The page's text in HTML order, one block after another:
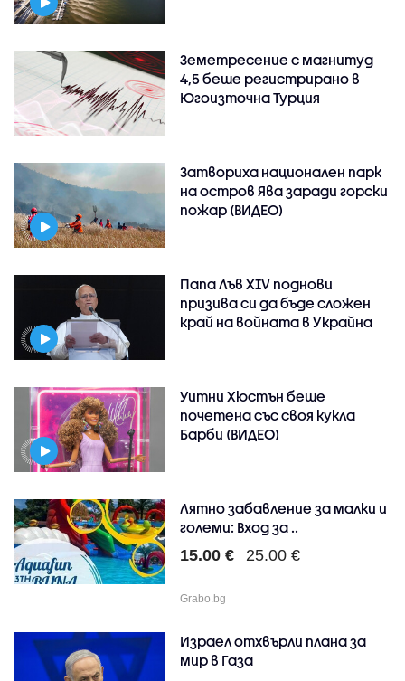
Земетресение с магнитуд
4,5 беше регистрирано в
Югоизточна Турция
Затвориха национален парк
на остров Ява заради горски
пожар (ВИДЕО)
Папа Лъв XIV поднови
призива си да бъде сложен
край на войната в Украйна
Уитни Хюстън беше
почетена със своя кукла
Барби (ВИДЕО)
Лятно забавление за малки и
големи: Вход за ..
15.00 € 25.00 €
Grabo.bg
Израел отхвърли плана за
мир в Газа